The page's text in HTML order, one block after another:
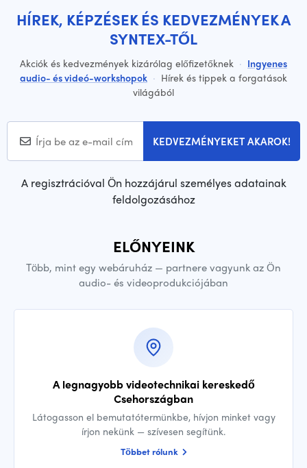
HÍREK, KÉPZÉSEK ÉS KEDVEZMÉNYEK A
SYNTEX-TŐL
Akciók és kedvezmények kizárólag előfizetőknek · Ingyenes
audio- és videó-workshopok · Hírek és tippek a forgatások
világából
KEDVEZMÉNYEKET AKAROK!
A regisztrációval Ön hozzájárul személyes adatainak
feldolgozásához
ELŐNYEINK
Több, mint egy webáruház — partnere vagyunk az Ön
audio- és videoprodukciójában
A legnagyobb videotechnikai kereskedő
Csehországban
Látogasson el bemutatótermünkbe, hívjon minket vagy
írjon nekünk — szívesen segítünk.
Többet rólunk